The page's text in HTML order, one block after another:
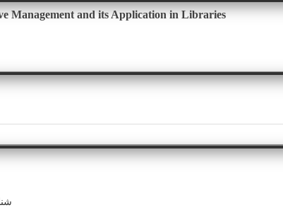
Management and its Application in Libraries